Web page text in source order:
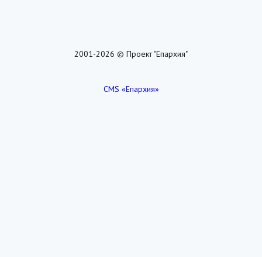
2001-2026 © Проект "Епархия"
CMS «Епархия»